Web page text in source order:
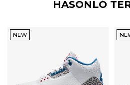
HASONLÓ
NEW